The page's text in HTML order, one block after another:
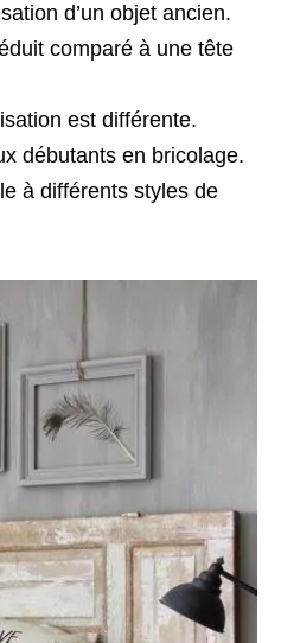
d’un objet ancien.
comparé à une tête
est différente.
débutants en bricolage.
à différents styles de